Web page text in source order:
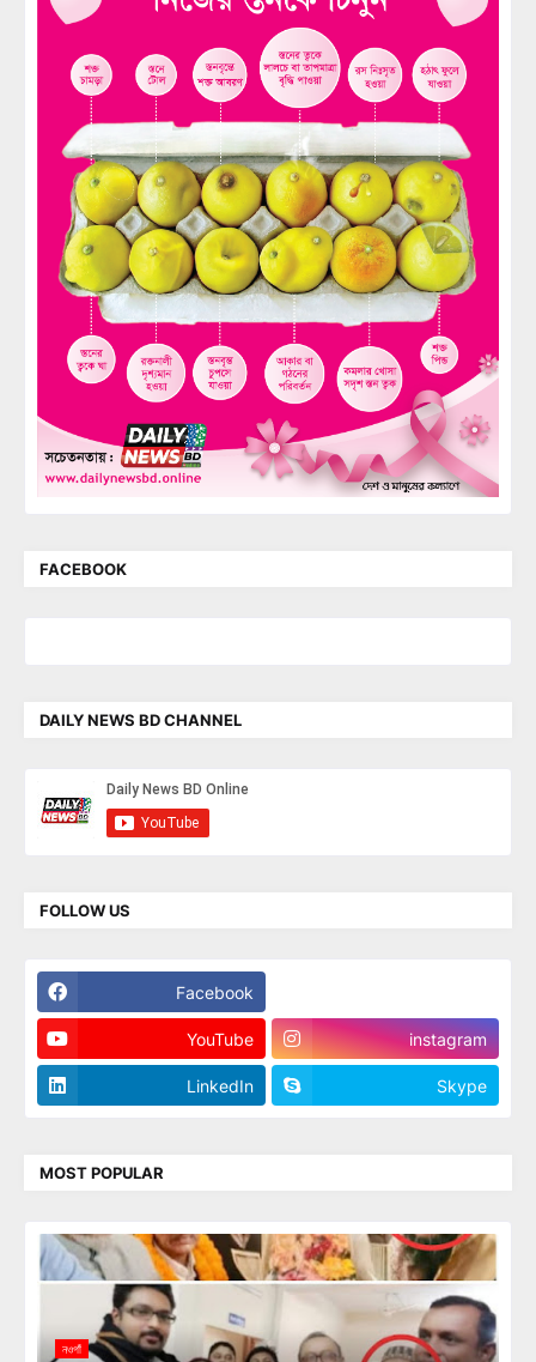
FACEBOOK
DAILY NEWS BD CHANNEL
FOLLOW US
Facebook
YouTube instagram
LinkedIn Skype
MOST POPULAR
নওগাঁ